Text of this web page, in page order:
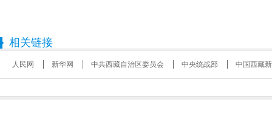
相关链接
人民网 新华网 中共西藏自治区委员会 中央统战部 中国西藏